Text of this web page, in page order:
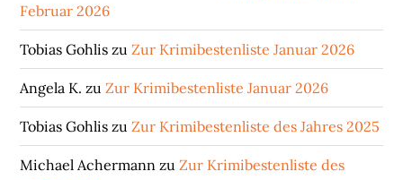
Februar 2026
Tobias Gohlis zuZur Krimibestenliste Januar 2026
Angela K. zuZur Krimibestenliste Januar 2026
Tobias Gohlis zuZur Krimibestenliste des Jahres 2025
Michael Achermann zuZur Krimibestenliste des